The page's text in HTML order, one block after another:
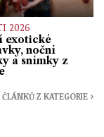
2026
exotické
noční
a snímky z
ČLÁNKŮ Z KATEGORIE ›